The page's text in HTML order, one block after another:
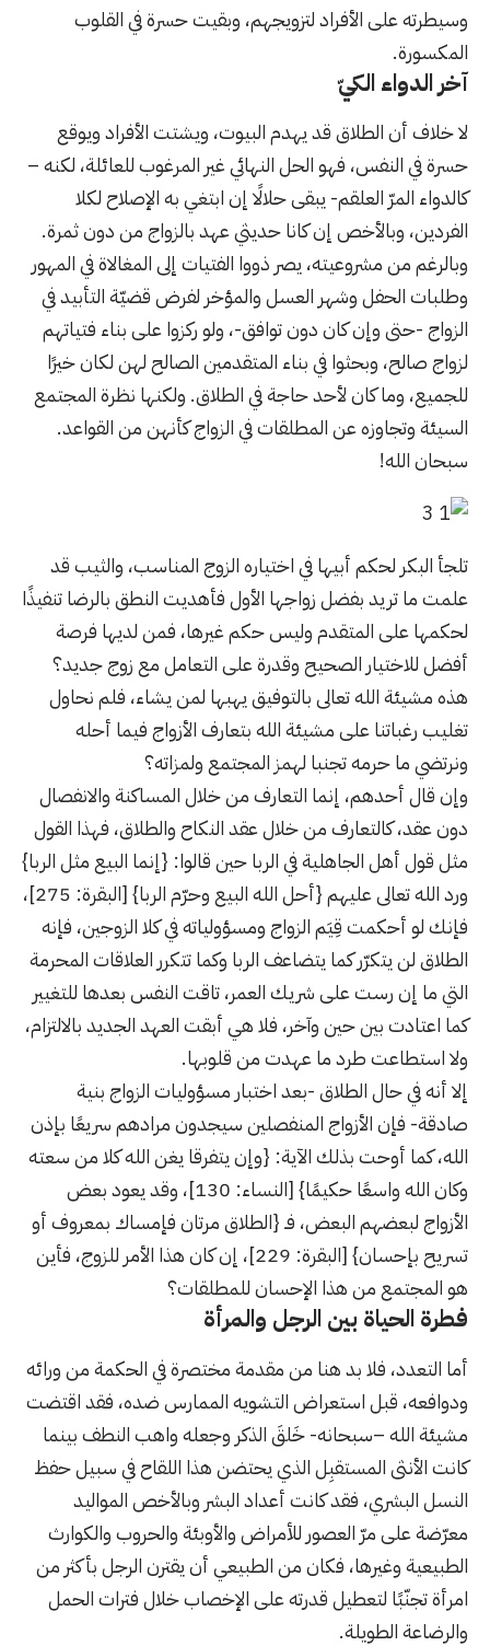
وسيطرته على الأفراد لتزويجهم، وبقيت حسرة في القلوب
المكسورة.
آخر الدواء الكيّ
لا خلاف أن الطلاق قد يهدم البيوت، ويشتت الأفراد ويوقع
حسرة في النفس، فهو الحل النهائي غير المرغوب للعائلة، لكنه –
كالدواء المرّ العلقم- يبقى حلالًا إن ابتغي به الإصلاح لكلا
الفردين، وبالأخص إن كانا حديثي عهد بالزواج من دون ثمرة.
وبالرغم من مشروعيته، يصر ذووا الفتيات إلى المغالاة في المهور
وطلبات الحفل وشهر العسل والمؤخر لفرض قضيّة التأبيد في
الزواج -حتى وإن كان دون توافق-، ولو ركزوا على بناء فتياتهم
لزواج صالح، وبحثوا في بناء المتقدمين الصالح لهن لكان خيرًا
للجميع، وما كان لأحد حاجة في الطلاق. ولكنها نظرة المجتمع
السيئة وتجاوزه عن المطلقات في الزواج كأنهن من القواعد.
سبحان الله!
تلجأ البكر لحكم أبيها في اختياره الزوج المناسب، والثيب قد
علمت ما تريد بفضل زواجها الأول فأهديت النطق بالرضا تنفيذًا
لحكمها على المتقدم وليس حكم غيرها، فمن لديها فرصة
أفضل للاختيار الصحيح وقدرة على التعامل مع زوج جديد؟
هذه مشيئة الله تعالى بالتوفيق يهبها لمن يشاء، فلم نحاول
تغليب رغباتنا على مشيئة الله بتعارف الأزواج فيما أحله
ونرتضي ما حرمه تجنبا لهمز المجتمع ولمزاته؟
وإن قال أحدهم، إنما التعارف من خلال المساكنة والانفصال
دون عقد، كالتعارف من خلال عقد النكاح والطلاق، فهذا القول
مثل قول أهل الجاهلية في الربا حين قالوا: {إنما البيع مثل الربا}
ورد الله تعالى عليهم {أحل الله البيع وحرّم الربا} [البقرة: 275]،
فإنك لو أحكمت قِيَم الزواج ومسؤولياته في كلا الزوجين، فإنه
الطلاق لن يتكرّر كما يتضاعف الربا وكما تتكرر العلاقات المحرمة
التي ما إن رست على شريك العمر، تاقت النفس بعدها للتغيير
كما اعتادت بين حين وآخر، فلا هي أبقت العهد الجديد بالالتزام،
ولا استطاعت طرد ما عهدت من قلوبها.
إلا أنه في حال الطلاق -بعد اختبار مسؤوليات الزواج بنية
صادقة- فإن الأزواج المنفصلين سيجدون مرادهم سريعًا بإذن
الله، كما أوحت بذلك الآية: {وإن يتفرقا يغن الله كلا من سعته
وكان الله واسعًا حكيمًا} [النساء: 130]، وقد يعود بعض
الأزواج لبعضهم البعض، فـ {الطلاق مرتان فإمساك بمعروف أو
تسريح بإحسان} [البقرة: 229]، إن كان هذا الأمر للزوج، فأين
هو المجتمع من هذا الإحسان للمطلقات؟
فطرة الحياة بين الرجل والمرأة
أما التعدد، فلا بد هنا من مقدمة مختصرة في الحكمة من ورائه
ودوافعه، قبل استعراض التشويه الممارس ضده، فقد اقتضت
مشيئة الله –سبحانه- خَلقَ الذكر وجعله واهب النطف بينما
كانت الأنثى المستقبِل الذي يحتضن هذا اللقاح في سبيل حفظ
النسل البشري، فقد كانت أعداد البشر وبالأخص المواليد
معرّضة على مرّ العصور للأمراض والأوبئة والحروب والكوارث
الطبيعية وغيرها، فكان من الطبيعي أن يقترن الرجل بأكثر من
امرأة تجنّبًا لتعطيل قدرته على الإخصاب خلال فترات الحمل
والرضاعة الطويلة.